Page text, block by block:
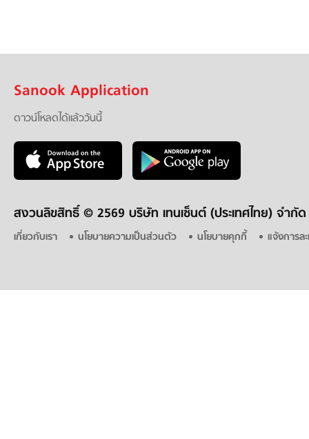
Sanook Application
ดาวน์โหลดได้แล้ววันนี้
สงวนลิขสิทธิ์ © 2569 บริษัท เทนเซ็นต์ (ประเทศไทย) จำกัด
เกี่ยวกับเรา นโยบายความเป็นส่วนตัว นโยบายคุกกี้ แจ้งการล